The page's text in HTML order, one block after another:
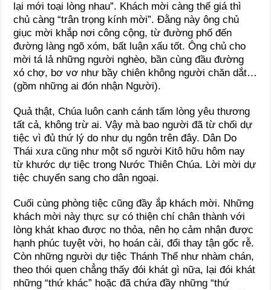
lại mới toại lòng nhau”. Khách mời càng thế giá thì
chủ càng “trân trọng kính mời”. Đằng này ông chủ
giục mời khắp nơi công cộng, từ đường phố đến
đường làng ngõ xóm, bất luận xấu tốt. Ông chủ cho
mời tá lả những người nghèo, bần cùng đầu đường
xó chợ, bơ vơ như bầy chiên không người chăn dắt…
(gồm những ai đón nhận Người).
Quả thật, Chúa luôn canh cánh tấm lòng yêu thương
tất cả, không trừ ai. Vậy mà bao người đã từ chối dự
tiệc vì đủ thứ lý do như dụ ngôn trên đây. Dân Do
Thái xưa cũng như một số người Kitô hữu hôm nay
từ khước dự tiệc trong Nước Thiên Chúa. Lời mời dự
tiệc chuyển sang cho dân ngoại.
Cuối cùng phòng tiệc cũng đầy ắp khách mời. Những
khách mời này thực sự có thiện chí chân thành với
lòng khát khao được no thỏa, nên họ cảm nhận được
hạnh phúc tuyệt vời, họ hoán cải, đổi thay tận gốc rễ.
Còn những người dự tiệc Thánh Thể như nhàm chán,
theo thói quen chẳng thấy đói khát gì nữa, lại đói khát
những “thứ khác” hoặc đã chứa đầy những “thứ